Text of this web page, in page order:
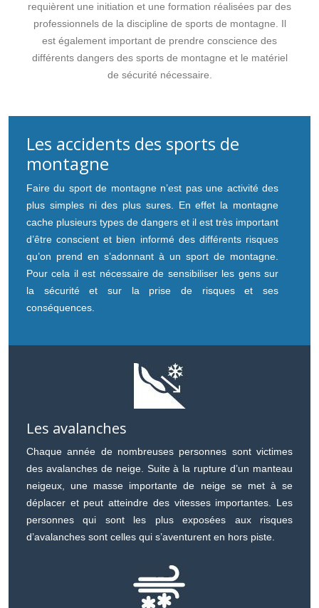
requièrent une initiation et une formation réalisées par des
professionnels de la discipline de sports de montagne. Il
est également important de prendre conscience des
différents dangers des sports de montagne et le matériel
de sécurité nécessaire.
Les accidents des sports de
montagne
Faire du sport de montagne n’est pas une activité des
plus simples ni des plus sures. En effet la montagne
cache plusieurs types de dangers et il est très important
d’être conscient et bien informé des différents risques
qu’on prend en s’adonnant à un sport de montagne.
Pour cela il est nécessaire de sensibiliser les gens sur
la sécurité et sur la prise de risques et ses
conséquences.
Les avalanches
Chaque année de nombreuses personnes sont victimes
des avalanches de neige. Suite à la rupture d’un manteau
neigeux, une masse importante de neige se met à se
déplacer et peut atteindre des vitesses importantes. Les
personnes qui sont les plus exposées aux risques
d’avalanches sont celles qui s’aventurent en hors piste.